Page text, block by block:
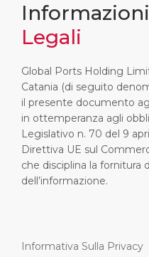
CHI
Chi
Ricerca
Informazioni
Legali
Global Ports Holding
Catania (di seguito
il presente documento
in ottemperanza agli
Legislativo n. 70 del 9
Direttiva UE sul
che disciplina la fornitura
dell’informazione.
Informativa Sulla Privacy